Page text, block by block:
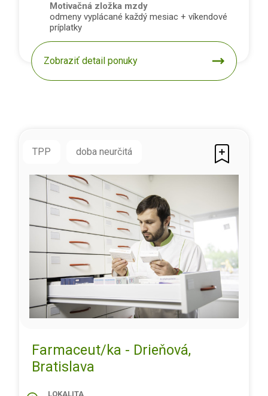
Motivačná zložka mzdy
odmeny vyplácané každý mesiac + víkendové
príplatky
Zobraziť detail ponuky
TPP doba neurčitá
Farmaceut/ka - Drieňová,
Bratislava
LOKALITA